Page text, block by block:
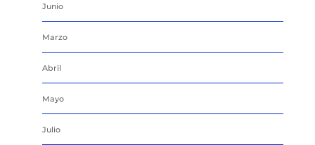
Junio
Marzo
Abril
Mayo
Julio